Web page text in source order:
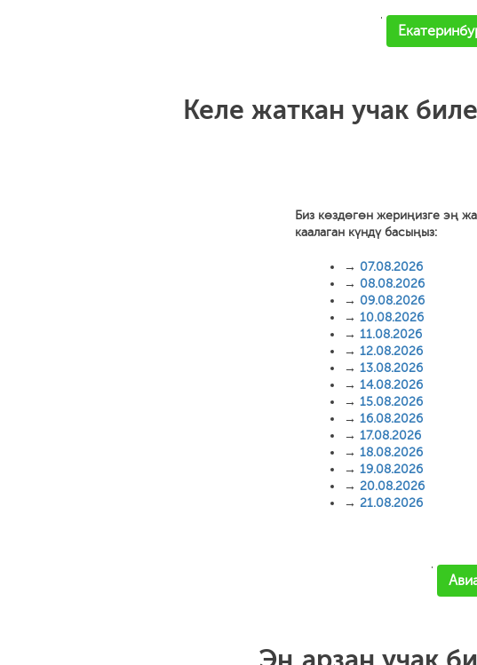
'
Келе жаткан учак
Биз көздөгөн жериңизге эң
каалаган күндү басыңыз:
→ 07.08.2026
→ 08.08.2026
→ 09.08.2026
→ 10.08.2026
→ 11.08.2026
→ 12.08.2026
→ 13.08.2026
→ 14.08.2026
→ 15.08.2026
→ 16.08.2026
→ 17.08.2026
→ 18.08.2026
→ 19.08.2026
→ 20.08.2026
→ 21.08.2026
'